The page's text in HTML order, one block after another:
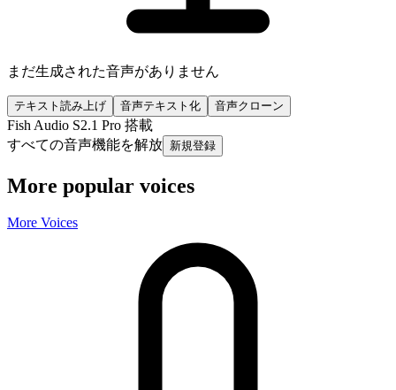
まだ生成された音声がありません
テキスト読み上げ 音声テキスト化 音声クローン
Fish Audio S2.1 Pro 搭載
すべての音声機能を解放 新規登録
More popular voices
More Voices